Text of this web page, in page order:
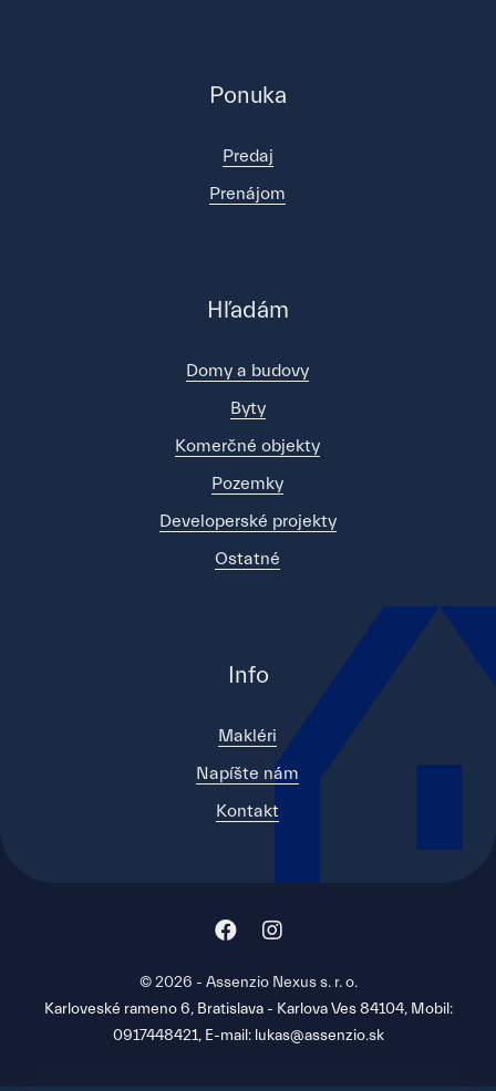
Ponuka
Predaj
Prenájom
Hľadám
Domy a budovy
Byty
Komerčné objekty
Pozemky
Developerské projekty
Ostatné
Info
Makléri
Napíšte nám
Kontakt
© 2026 - Assenzio Nexus s. r. o.
Karloveské rameno 6, Bratislava - Karlova Ves 84104, Mobil:
0917448421, E-mail: lukas@assenzio.sk